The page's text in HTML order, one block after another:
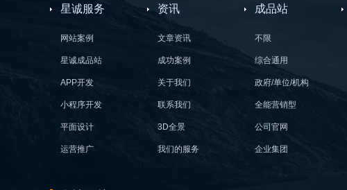
星诚服务
网站案例
星诚成品站
APP开发
小程序开发
平面设计
运营推广
资讯
文章资讯
成功案例
关于我们
联系我们
3D全景
我们的服务
成品站
不限
综合通用
政府/单位/机构
全能营销型
公司官网
企业集团